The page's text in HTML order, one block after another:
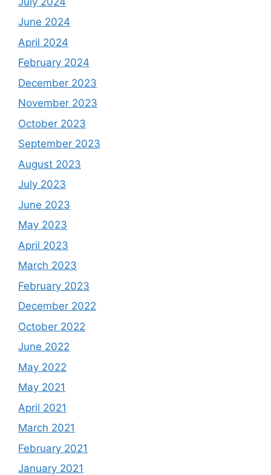
June 2024
April 2024
February 2024
December 2023
November 2023
October 2023
September 2023
August 2023
July 2023
June 2023
May 2023
April 2023
March 2023
February 2023
December 2022
October 2022
June 2022
May 2022
May 2021
April 2021
March 2021
February 2021
January 2021